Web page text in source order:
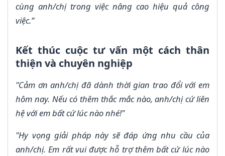
cùng anh/chị trong việc nâng cao hiệu quả công
việc.”
Kết thúc cuộc tư vấn một cách thân
thiện và chuyên nghiệp
"Cảm ơn anh/chị đã dành thời gian trao đổi với em
hôm nay. Nếu có thêm thắc mắc nào, anh/chị cứ liên
hệ với em bất cứ lúc nào nhé!"
"Hy vọng giải pháp này sẽ đáp ứng nhu cầu của
anh/chị. Em rất vui được hỗ trợ thêm bất cứ lúc nào